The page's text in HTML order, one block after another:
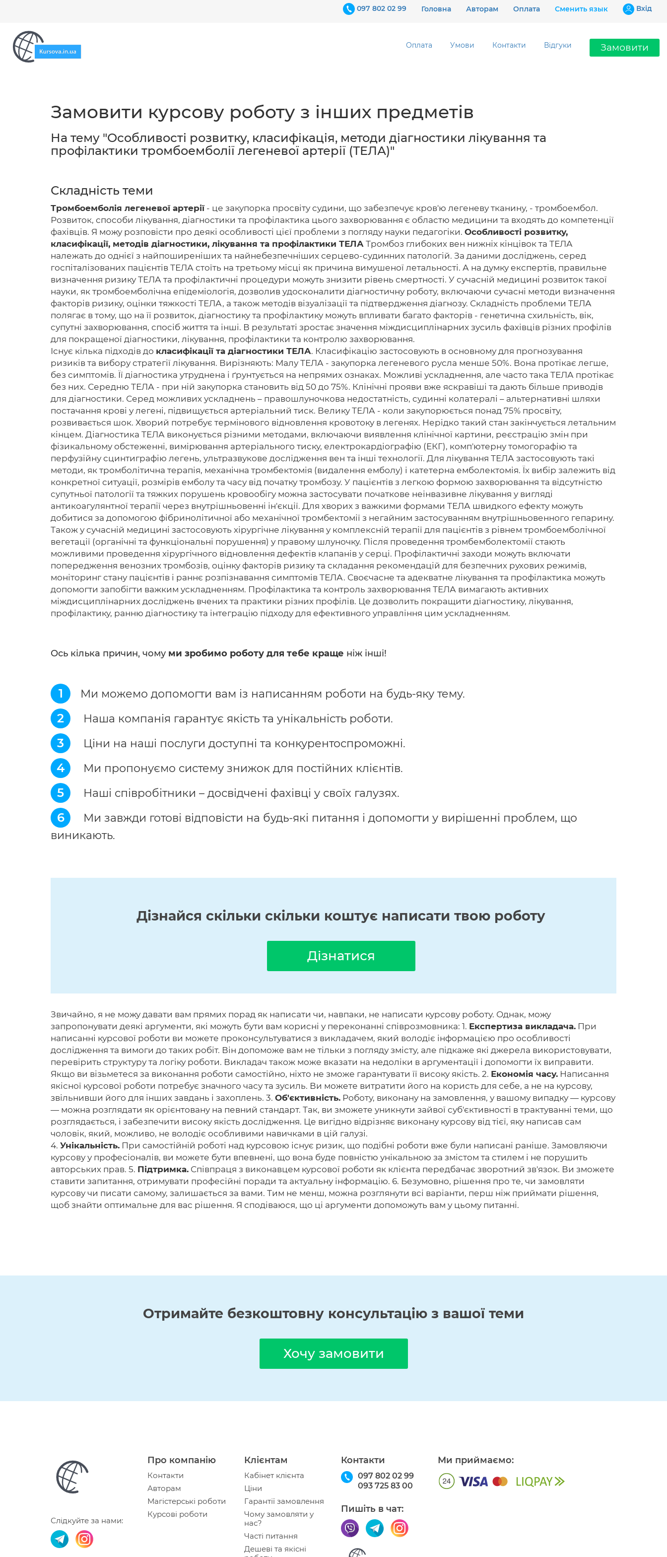
097 802 02 99 Головна Авторам Оплата Сменить язык Вхiд
Оплата Умови Контакти Відгуки Замовити
Замовити курсову роботу з інших предметів
На тему "Особливості розвитку, класифікація, методи діагностики лікування та
профілактики тромбоемболії легеневої артерії (ТЕЛА)"
Складність теми
Тромбоемболія легеневої артерії - це закупорка просвіту судини, що забезпечує кров'ю легеневу тканину, - тромбоембол.
Розвиток, способи лікування, діагностики та профілактика цього захворювання є областю медицини та входять до компетенції
фахівців. Я можу розповісти про деякі особливості цієї проблеми з погляду науки педагогіки. Особливості розвитку,
класифікації, методів діагностики, лікування та профілактики ТЕЛА Тромбоз глибоких вен нижніх кінцівок та ТЕЛА
належать до однієї з найпоширеніших та найнебезпечніших серцево-судинних патологій. За даними досліджень, серед
госпіталізованих пацієнтів ТЕЛА стоїть на третьому місці як причина вимушеної летальності. А на думку експертів, правильне
визначення ризику ТЕЛА та профілактичні процедури можуть знизити рівень смертності. У сучасній медицині розвиток такої
науки, як тромбоемболічна епідеміологія, дозволив удосконалити діагностичну роботу, включаючи сучасні методи визначення
факторів ризику, оцінки тяжкості ТЕЛА, а також методів візуалізації та підтвердження діагнозу. Складність проблеми ТЕЛА
полягає в тому, що на її розвиток, діагностику та профілактику можуть впливати багато факторів - генетична схильність, вік,
супутні захворювання, спосіб життя та інші. В результаті зростає значення міждисциплінарних зусиль фахівців різних профілів
для покращеної діагностики, лікування, профілактики та контролю захворювання.
Існує кілька підходів до класифікації та діагностики ТЕЛА. Класифікацію застосовують в основному для прогнозування
ризиків та вибору стратегії лікування. Вирізняють: Малу ТЕЛА - закупорка легеневого русла менше 50%. Вона протікає легше,
без симптомів. Її діагностика утруднена і ґрунтується на непрямих ознаках. Можливі ускладнення, але часто така ТЕЛА протікає
без них. Середню ТЕЛА - при ній закупорка становить від 50 до 75%. Клінічні прояви вже яскравіші та дають більше приводів
для діагностики. Серед можливих ускладнень – правошлуночкова недостатність, судинні колатералі – альтернативні шляхи
постачання крові у легені, підвищується артеріальний тиск. Велику ТЕЛА - коли закупорюється понад 75% просвіту,
розвивається шок. Хворий потребує термінового відновлення кровотоку в легенях. Нерідко такий стан закінчується летальним
кінцем. Діагностика ТЕЛА виконується різними методами, включаючи виявлення клінічної картини, реєстрацію змін при
фізикальному обстеженні, вимірювання артеріального тиску, електрокардіографію (ЕКГ), комп'ютерну томогорафію та
перфузійну сцинтиграфію легень, ультразвукове дослідження вен та інші технології. Для лікування ТЕЛА застосовують такі
методи, як тромболітична терапія, механічна тромбектомія (видалення емболу) і катетерна емболектомія. Їх вибір залежить від
конкретної ситуації, розмірів емболу та часу від початку тромбозу. У пацієнтів з легкою формою захворювання та відсутністю
супутньої патології та тяжких порушень кровообігу можна застосувати початкове неінвазивне лікування у вигляді
антикоагулянтної терапії через внутрішньовенні ін'єкції. Для хворих з важкими формами ТЕЛА швидкого ефекту можуть
добитися за допомогою фібринолітичної або механічної тромбектомії з негайним застосуванням внутрішньовенного гепарину.
Також у сучасній медицині застосовують хірургічне лікування у комплексній терапії для пацієнтів з рівнем тромбоемболічної
вегетації (органічні та функціональні порушення) у правому шлуночку. Після проведення тромбемболектомії стають
можливими проведення хірургічного відновлення дефектів клапанів у серці. Профілактичні заходи можуть включати
попередження венозних тромбозів, оцінку факторів ризику та складання рекомендацій для безпечних рухових режимів,
моніторинг стану пацієнтів і раннє розпізнавання симптомів ТЕЛА. Своєчасне та адекватне лікування та профілактика можуть
допомогти запобігти важким ускладненням. Профілактика та контроль захворювання ТЕЛА вимагають активних
міждисциплінарних досліджень вчених та практики різних профілів. Це дозволить покращити діагностику, лікування,
профілактику, ранню діагностику та інтеграцію підходу для ефективного управління цим ускладненням.
Ось кілька причин, чому ми зробимо роботу для тебе краще ніж інші!
1 Ми можемо допомогти вам із написанням роботи на будь-яку тему.
2 Наша компанія гарантує якість та унікальність роботи.
3 Ціни на наші послуги доступні та конкурентоспроможні.
4 Ми пропонуємо систему знижок для постійних клієнтів.
5 Наші співробітники – досвідчені фахівці у своїх галузях.
6
Ми завжди готові відповісти на будь-які питання і допомогти у вирішенні проблем, що
виникають.
Дізнайся скільки скільки коштує написати твою роботу
Дізнатися
Звичайно, я не можу давати вам прямих порад як написати чи, навпаки, не написати курсову роботу. Однак, можу
запропонувати деякі аргументи, які можуть бути вам корисні у переконанні співрозмовника: 1. Експертиза викладача. При
написанні курсової роботи ви можете проконсультуватися з викладачем, який володіє інформацією про особливості
дослідження та вимоги до таких робіт. Він допоможе вам не тільки з погляду змісту, але підкаже які джерела використовувати,
перевірить структуру та логіку роботи. Викладач також може вказати на недоліки в аргументації і допомогти їх виправити.
Якщо ви візьметеся за виконання роботи самостійно, ніхто не зможе гарантувати її високу якість. 2. Економія часу. Написання
якісної курсової роботи потребує значного часу та зусиль. Ви можете витратити його на користь для себе, а не на курсову,
звільнивши його для інших завдань і захоплень. 3. Об'єктивність. Роботу, виконану на замовлення, у вашому випадку — курсову
— можна розглядати як орієнтовану на певний стандарт. Так, ви зможете уникнути зайвої суб'єктивності в трактуванні теми, що
розглядається, і забезпечити високу якість дослідження. Це вигідно відрізняє виконану курсову від тієї, яку написав сам
чоловік, який, можливо, не володіє особливими навичками в цій галузі.
4. Унікальність. При самостійній роботі над курсовою існує ризик, що подібні роботи вже були написані раніше. Замовляючи
курсову у професіоналів, ви можете бути впевнені, що вона буде повністю унікальною за змістом та стилем і не порушить
авторських прав. 5. Підтримка. Співпраця з виконавцем курсової роботи як клієнта передбачає зворотний зв'язок. Ви зможете
ставити запитання, отримувати професійні поради та актуальну інформацію. 6. Безумовно, рішення про те, чи замовляти
курсову чи писати самому, залишається за вами. Тим не менш, можна розглянути всі варіанти, перш ніж приймати рішення,
щоб знайти оптимальне для вас рішення. Я сподіваюся, що ці аргументи допоможуть вам у цьому питанні.
Отримайте безкоштовну консультацію з вашої теми
Хочу замовити
Слідкуйте за нами:
Про компанію
Контакти
Авторам
Магістерські роботи
Курсові роботи
Клієнтам
Кабінет клієнта
Ціни
Гарантії замовлення
Чому замовляти у
нас?
Часті питання
Дешеві та якісні
Контакти
097 802 02 99
093 725 83 00
Пишіть в чат:
Ми приймаємо:
097 802 02 99
Головна
Авторам
Умови
Вхiд